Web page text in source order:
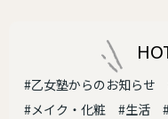
#乙女塾からのお知らせ
#メイク・化粧
#生活